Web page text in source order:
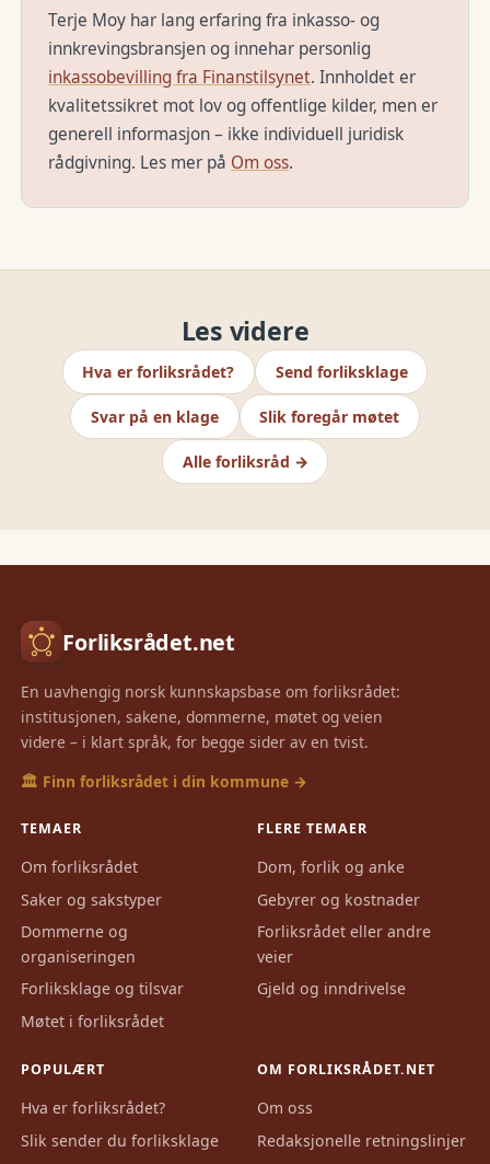
Terje Moy har lang erfaring fra inkasso- og
innkrevingsbransjen og innehar personlig
inkassobevilling fra Finanstilsynet. Innholdet er
kvalitetssikret mot lov og offentlige kilder, men er
generell informasjon – ikke individuell juridisk
rådgivning. Les mer på Om oss.
Les videre
Hva er forliksrådet? Send forliksklage
Svar på en klage Slik foregår møtet
Alle forliksråd →
Forliksrådet.net
En uavhengig norsk kunnskapsbase om forliksrådet:
institusjonen, sakene, dommerne, møtet og veien
videre – i klart språk, for begge sider av en tvist.
🏛️ Finn forliksrådet i din kommune →
TEMAER
Om forliksrådet
Saker og sakstyper
Dommerne og
organiseringen
Forliksklage og tilsvar
Møtet i forliksrådet
FLERE TEMAER
Dom, forlik og anke
Gebyrer og kostnader
Forliksrådet eller andre
veier
Gjeld og inndrivelse
POPULÆRT
Hva er forliksrådet?
Slik sender du forliksklage
OM FORLIKSRÅDET.NET
Om oss
Redaksjonelle retningslinjer